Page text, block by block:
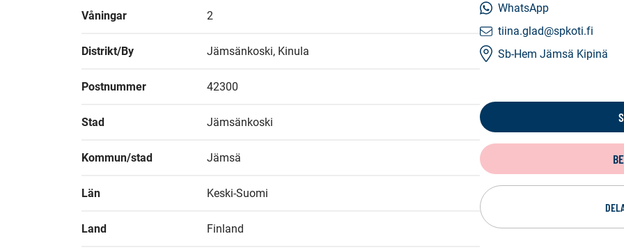
Våningar 2
Distrikt/By Jämsänkoski, Kinula
Postnummer 42300
Stad Jämsänkoski
Kommun/stad Jämsä
Län Keski-Suomi
Land Finland
WhatsApp
tiina.glad@spkoti.fi
Sb-Hem Jämsä Kipinä